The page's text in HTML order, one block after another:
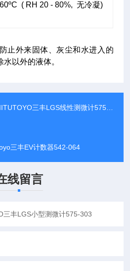
( RH 20 - 80%, 无冷凝)
止外来固体、灰尘和水进入的
以外的液体。
三丰LGS线性测微计575-303
三丰EV计数器542-064
线留言